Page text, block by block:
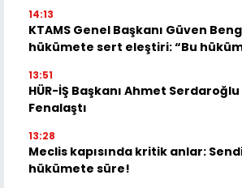
14:13
KTAMS Genel Başkanı Güven
hükümete sert eleştiri: “Bu
13:51
HÜR-İŞ Başkanı Ahmet Serdaroğlu
Fenalaştı
13:28
Meclis kapısında kritik anlar:
hükümete süre!